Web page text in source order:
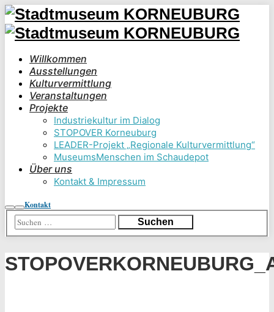
Willkommen
Ausstellungen
Kulturvermittlung
Veranstaltungen
Projekte
Industriekultur im Dialog
STOPOVER Korneuburg
LEADER-Projekt „Regionale Kulturvermittlung“
MuseumsMenschen im Schaudepot
Über uns
Kontakt & Impressum
Suchen
Hauptmenü
Kontakt